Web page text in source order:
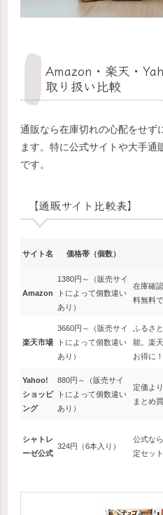
Amazon・楽天・
取り扱い比較
通販なら在庫切れの心配をせず
ます。特に公式サイトや大手
です。
【通販サイト比較表】
サイト名 価格帯（個数）
Amazon
1380円～（販売サイ
トによって個数違い
あり）
在庫確
料無料
楽天市場
3660円～（販売サイ
トによって個数違い
あり）
ふるさ
能。楽
お得に！
Yahoo!
ショッピ
ング
880円～（販売サイ
トによって個数違い
あり）
定価よ
まとめ
シャトレ
ーゼ公式
324円（6本入り）
公式な
定セッ